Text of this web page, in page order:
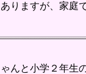
りますが、家庭
んと小学２年生